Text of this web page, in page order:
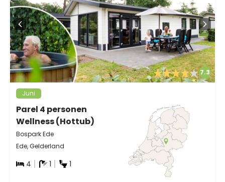
7.3
Juni
Parel 4 personen
Wellness (Hottub)
Bospark Ede
Ede, Gelderland
4 1 1